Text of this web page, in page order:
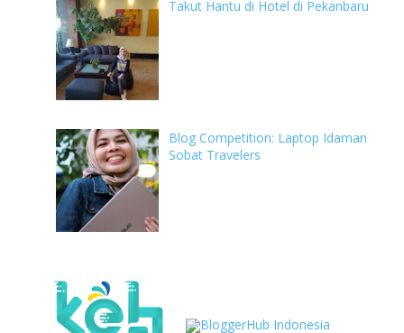
Takut Hantu di Hotel di Pekanbaru
Blog Competition: Laptop Idaman
Sobat Travelers